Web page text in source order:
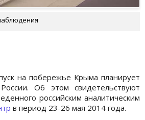
на побережье Крыма планирует
Об этом свидетельствуют
российским аналитическим
в период 23-26 мая 2014 года.